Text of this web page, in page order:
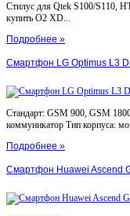
Стилус для Qtek S100/S110,
купить O2 XD...
Подробнее »
Смартфон LG Optimus L3
Стандарт: GSM 900, GSM
коммуникатор Тип корпуса:
Подробнее »
Смартфон Huawei Ascend